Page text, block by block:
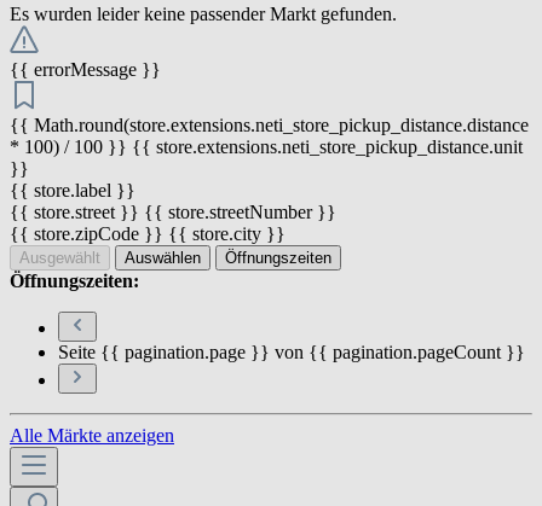
Es wurden leider keine passender Markt gefunden.
{{ errorMessage }}
{{ Math.round(store.extensions.neti_store_pickup_distance.distance
* 100) / 100 }} {{ store.extensions.neti_store_pickup_distance.unit
}}
{{ store.label }}
{{ store.street }} {{ store.streetNumber }}
{{ store.zipCode }} {{ store.city }}
Ausgewählt Auswählen Öffnungszeiten
Öffnungszeiten:
Seite {{ pagination.page }} von {{ pagination.pageCount }}
Alle Märkte anzeigen